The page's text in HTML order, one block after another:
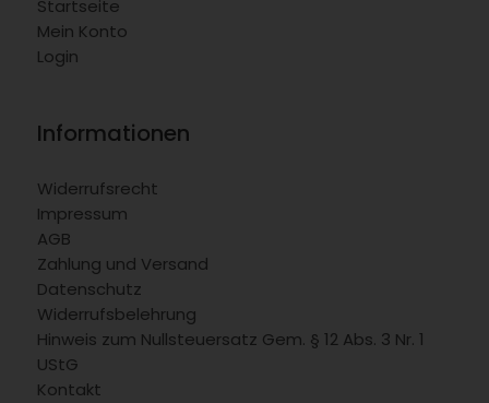
Startseite
Mein Konto
Login
Informationen
Widerrufsrecht
Impressum
AGB
Zahlung und Versand
Datenschutz
Widerrufsbelehrung
Hinweis zum Nullsteuersatz Gem. § 12 Abs. 3 Nr. 1
UStG
Kontakt